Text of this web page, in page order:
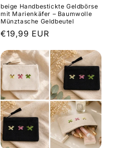
beige Handbestickte Geldbörse
mit Marienkäfer – Baumwolle
Münztasche Geldbeutel
Regular
€19,99 EUR